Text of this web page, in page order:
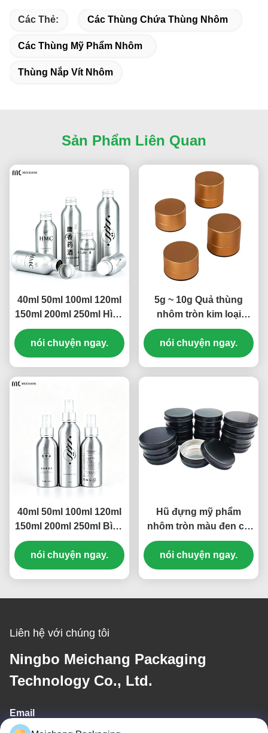
Các Thẻ: Các Thùng Chứa Thùng Nhôm
Các Thùng Mỹ Phẩm Nhôm
Thùng Nắp Vít Nhôm
Sản Phẩm Liên Quan
40ml 50ml 100ml 120ml
150ml 200ml 250ml Hình
ảnh chống rò rỉ
Aluminium vít nắp nắp
((MC-805)
nói chuyện ngay.
5g ~ 10g Quả thùng
nhôm tròn kim loại
Thùng trà nhỏ chất
lượng thực phẩm PS cơ
sở (MC-802)
nói chuyện ngay.
40ml 50ml 100ml 120ml
150ml 200ml 250ml Bình
xịt nhôm góc siêu rộng
chống rò rỉ - Nhiều
dung tích, Bình xịt phun
sáng đầy đủ (MC-804)
nói chuyện ngay.
Hũ đựng mỹ phẩm
nhôm tròn màu đen có
thể nạp lại với nắp vặn
(MC-803)
nói chuyện ngay.
Liên hệ với chúng tôi
Ningbo Meichang Packaging
Technology Co., Ltd.
Email